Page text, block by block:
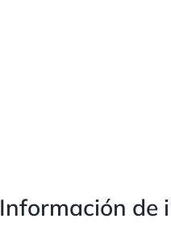
Información de